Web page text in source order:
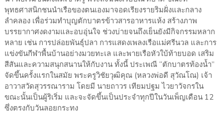
พุทธศาสนิกชนนำเรือของตนเองมาจอดเรียงรายริมฝั่งและกลาง
ลำคลอง เพื่อร่วมทำบุญตักบาตรข้าวสารอาหารแห้ง สร้างภาพ
บรรยากาศงดงามและอบอุ่นใจ ช่วงบ่ายจนถึงเย็นยังมีกิจกรรมหลาก
หลาย เช่น การปล่อยพันธุ์ปลา การแสดงเพลงเรือแม่ศรีนวล และการ
แข่งขันกีฬาพื้นบ้านอย่างมวยทะเล และพายเรือหัวใบ้ท้ายบอด เสริม
สีสันและความสนุกสนานให้กับงาน ทั้งนี้ ประเพณี “ตักบาตรท้องน้ำ”
จัดขึ้นครั้งแรกในสมัย พระครูวิชัยวุฒิคุณ (หลวงพ่อดี สุวัณโณ) เจ้า
อาวาสวัดสุวรรณาราม โดยมี นายถาวร เทียมปฐม ไวยาวัจกรใน
ขณะนั้นเป็นผู้ริเริ่ม และจะจัดขึ้นเป็นประจำทุกปีในวันเพ็ญเดือน 12
ซึ่งตรงกับวันลอยกระทง